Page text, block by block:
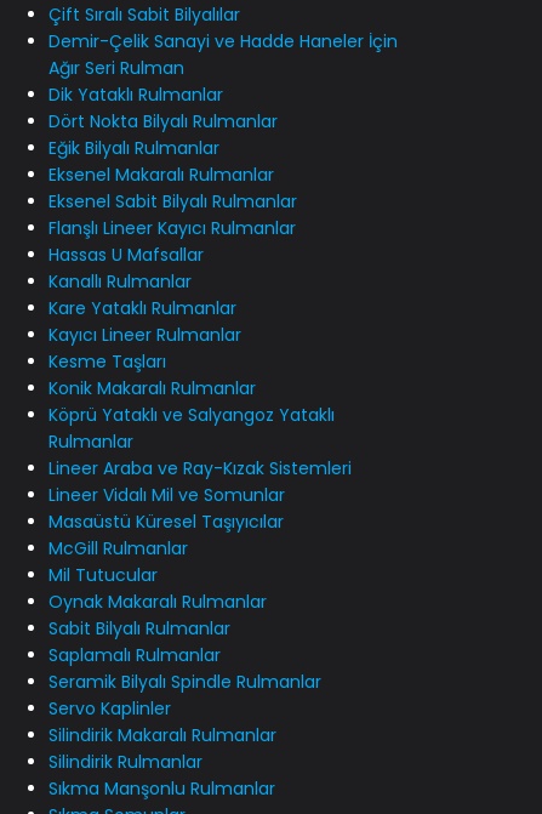
Çift Sıralı Sabit Bilyalılar
Demir-Çelik Sanayi ve Hadde Haneler İçin
Ağır Seri Rulman
Dik Yataklı Rulmanlar
Dört Nokta Bilyalı Rulmanlar
Eğik Bilyalı Rulmanlar
Eksenel Makaralı Rulmanlar
Eksenel Sabit Bilyalı Rulmanlar
Flanşlı Lineer Kayıcı Rulmanlar
Hassas U Mafsallar
Kanallı Rulmanlar
Kare Yataklı Rulmanlar
Kayıcı Lineer Rulmanlar
Kesme Taşları
Konik Makaralı Rulmanlar
Köprü Yataklı ve Salyangoz Yataklı
Rulmanlar
Lineer Araba ve Ray-Kızak Sistemleri
Lineer Vidalı Mil ve Somunlar
Masaüstü Küresel Taşıyıcılar
McGill Rulmanlar
Mil Tutucular
Oynak Makaralı Rulmanlar
Sabit Bilyalı Rulmanlar
Saplamalı Rulmanlar
Seramik Bilyalı Spindle Rulmanlar
Servo Kaplinler
Silindirik Makaralı Rulmanlar
Silindirik Rulmanlar
Sıkma Manşonlu Rulmanlar